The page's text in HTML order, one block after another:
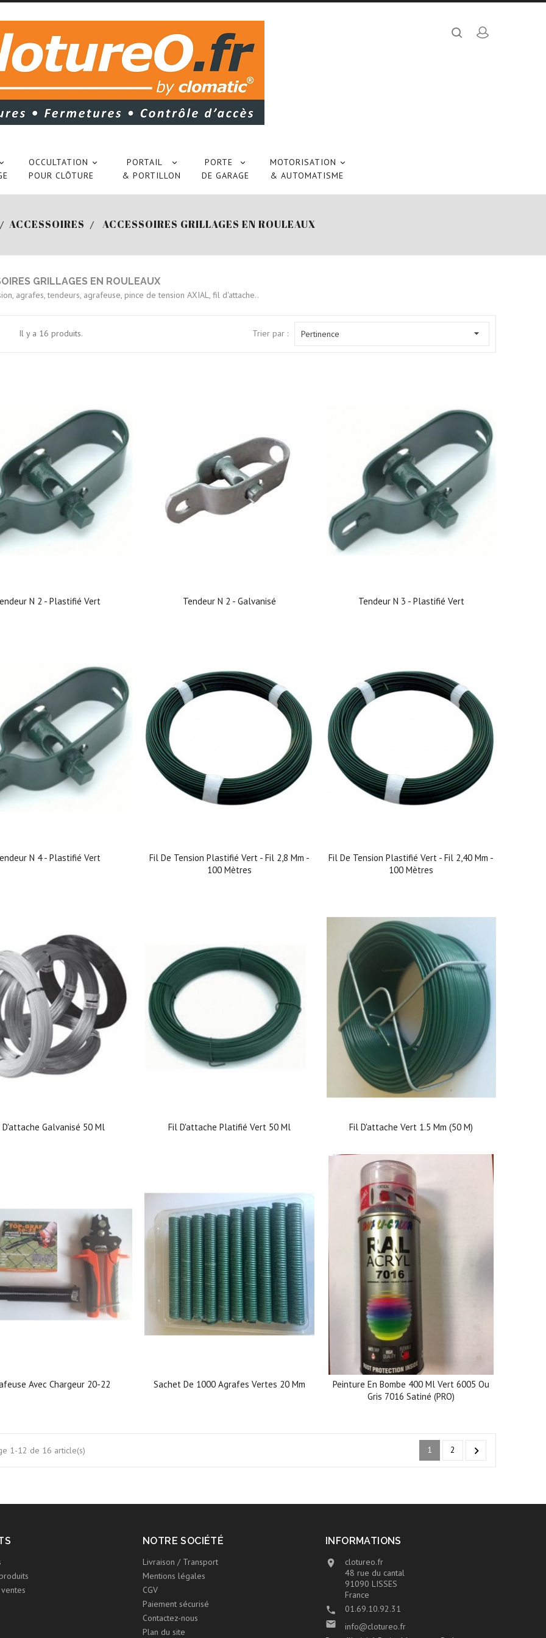

OCCULTATION
POUR CLÔTURE

PORTAIL
& PORTILLON

PORTE
DE GARAGE

MOTORISATION
& AUTOMATISME
ACCESSOIRES ACCESSOIRES GRILLAGES EN ROULEAUX
GRILLAGES EN ROULEAUX
agrafes, tendeurs, agrafeuse, pince de tension AXIAL, fil d'attache..
Il y a 16 produits. Trier par : Pertinence 
N 2 - Plastifié Vert Tendeur N 2 - Galvanisé Tendeur N 3 - Plastifié Vert
N 4 - Plastifié Vert
Fil De Tension Plastifié Vert - Fil 2,8 Mm -
100 Mètres
Fil De Tension Plastifié Vert - Fil 2,40 Mm -
100 Mètres
D'attache Galvanisé 50 Ml Fil D'attache Platifié Vert 50 Ml Fil D'attache Vert 1.5 Mm (50 M)
Avec Chargeur 20-22 Sachet De 1000 Agrafes Vertes 20 Mm
Peinture En Bombe 400 Ml Vert 6005 Ou
Gris 7016 Satiné (PRO)
1-12 de 16 article(s) 1 2 
NOTRE SOCIÉTÉ
Livraison / Transport
Mentions légales
CGV
Paiement sécurisé
Contactez-nous
Plan du site
INFORMATIONS

clotureo.fr
48 rue du cantal
91090 LISSES
France

01.69.10.92.31

info@clotureo.fr